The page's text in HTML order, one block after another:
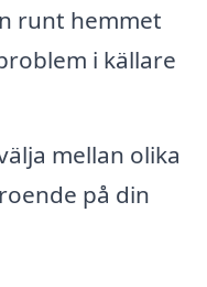
runt hemmet
i källare
mellan olika
på din